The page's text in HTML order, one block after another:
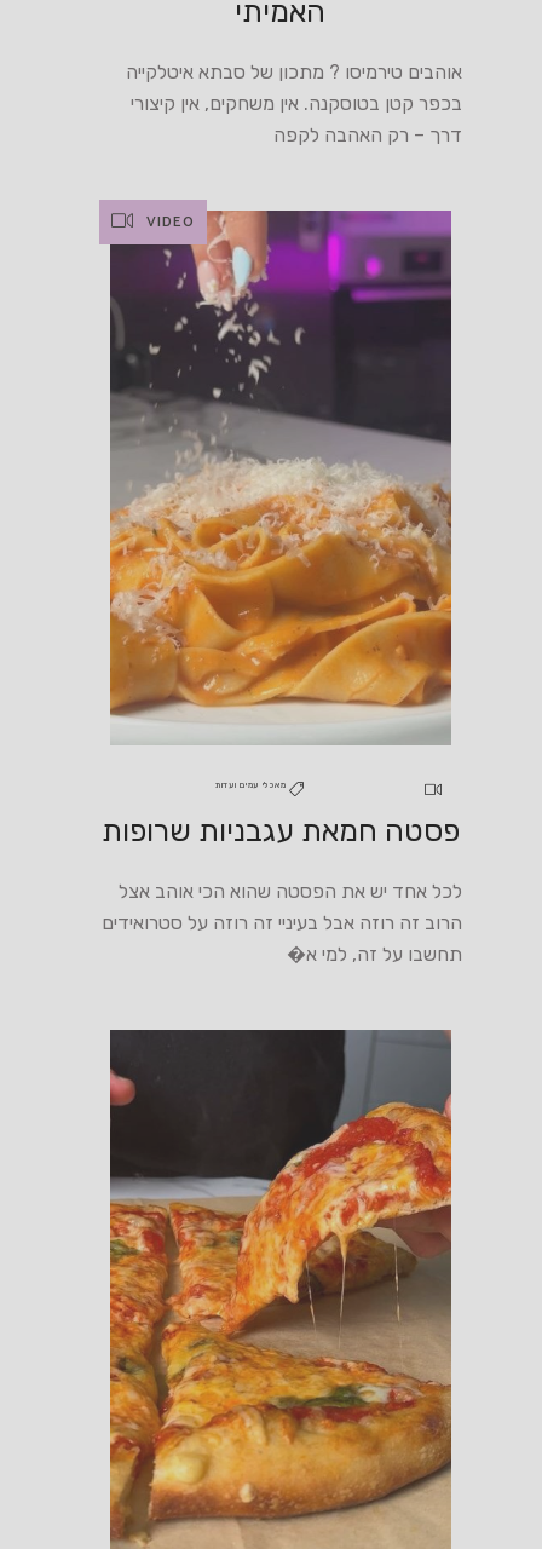
האמיתי
אוהבים טירמיסו ? מתכון של סבתא איטלקייה
בכפר קטן בטוסקנה. אין משחקים, אין קיצורי
דרך – רק האהבה לקפה
VIDEO
מאכלי עמים ועדות
פסטה חמאת עגבניות שרופות
לכל אחד יש את הפסטה שהוא הכי אוהב אצל
הרוב זה רוזה אבל בעיניי זה רוזה על סטרואידים
תחשבו על זה, למי א�